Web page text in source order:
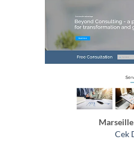
Cek